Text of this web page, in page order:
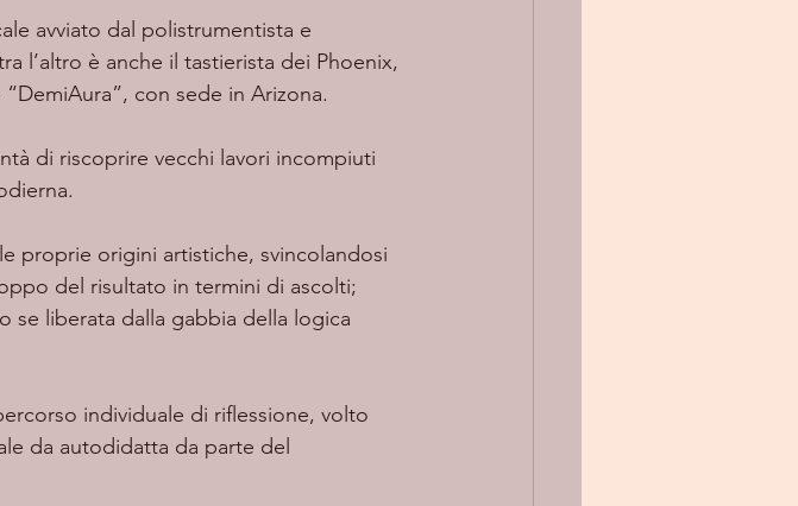
avviato dal polistrumentista e
l’altro è anche il tastierista dei Phoenix,
con sede in Arizona.
proprie origini artistiche, svincolandosi
del risultato in termini di ascolti;
se liberata dalla gabbia della logica
da autodidatta da parte del